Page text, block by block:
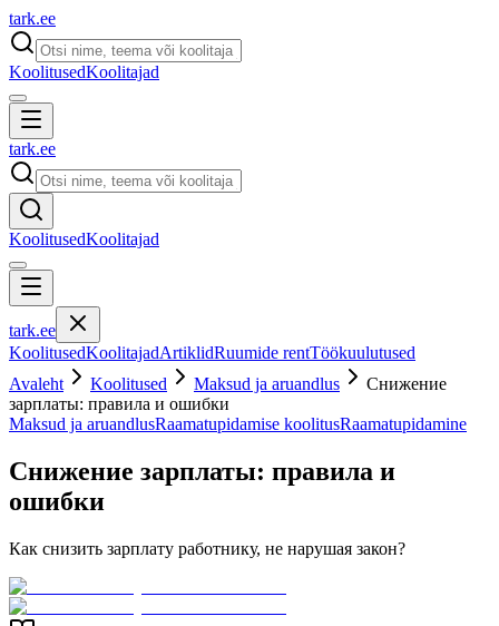
tark.ee
KoolitusedKoolitajad
tark.ee
KoolitusedKoolitajad
tark.ee
KoolitusedKoolitajadArtiklidRuumide rentTöökuulutused
Avaleht
Koolitused Maksud ja aruandlus
Снижение
зарплаты: правила и ошибки
Maksud ja aruandlusRaamatupidamise koolitusRaamatupidamine
Снижение зарплаты: правила и
ошибки
Как снизить зарплату работнику, не нарушая закон?